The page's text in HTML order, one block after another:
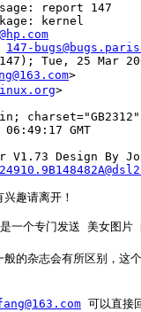
report 147
kernel
147-
Tue, 25 Mar
>
>
charset="GB2312"
GMT
Design By
趣请离开！
一个专门发送 美女图片
的杂志会有所区别，这
可以直接